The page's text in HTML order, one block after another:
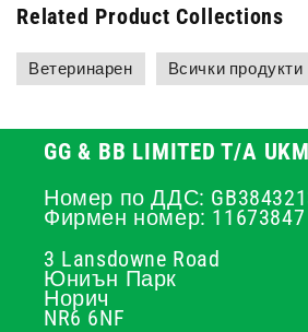
Related Product Collections
Ветеринарен Всички продукти
GG & BB LIMITED T/A
Номер по ДДС:
Фирмен номер: 11673847
3 Lansdowne Road
Юниън Парк
Норич
NR6 6NF